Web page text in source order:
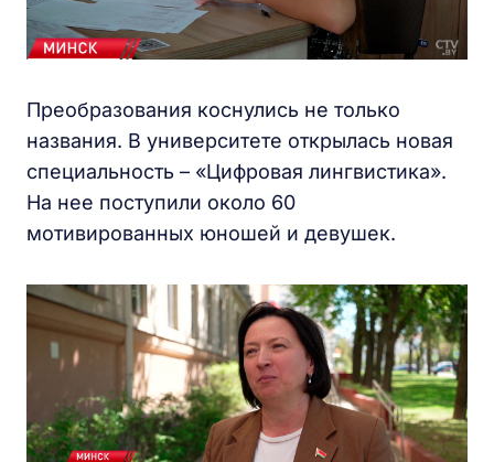
Преобразования коснулись не только
названия. В университете открылась новая
специальность – «Цифровая лингвистика».
На нее поступили около 60
мотивированных юношей и девушек.